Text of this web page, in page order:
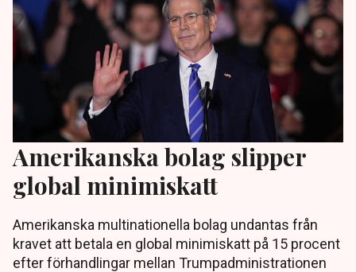
Amerikanska bolag slipper
global minimiskatt
Amerikanska multinationella bolag undantas från
kravet att betala en global minimiskatt på 15 procent
efter förhandlingar mellan Trumpadministrationen